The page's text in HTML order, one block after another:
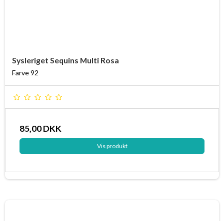
Sysleriget Sequins Multi Rosa
Farve 92
85,00 DKK
Vis produkt